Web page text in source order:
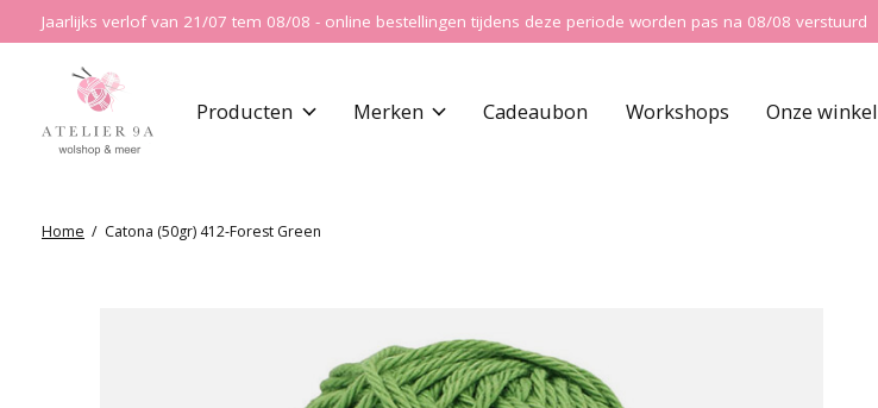
Jaarlijks verlof van 21/07 tem 08/08 - online bestellingen tijdens deze periode worden pas na 08/08 verstuurd
Producten Merken Cadeaubon Workshops Onze winkel
Home / Catona (50gr) 412-Forest Green